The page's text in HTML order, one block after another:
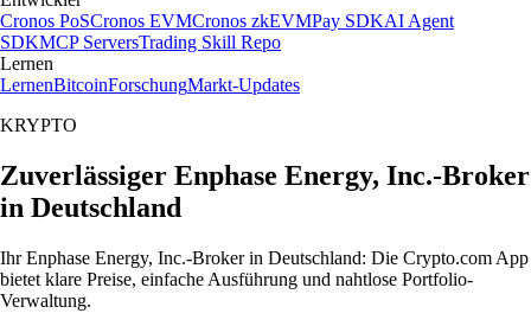
Cronos PoSCronos EVMCronos zkEVMPay SDKAI Agent
SDKMCP ServersTrading Skill Repo
Lernen
LernenBitcoinForschungMarkt-Updates
KRYPTO
Zuverlässiger Enphase Energy, Inc.-Broker
in Deutschland
Ihr Enphase Energy, Inc.-Broker in Deutschland: Die Crypto.com App
bietet klare Preise, einfache Ausführung und nahtlose Portfolio-
Verwaltung.